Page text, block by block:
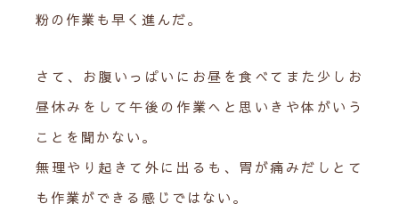
粉の作業も早く進んだ。
さて、お腹いっぱいにお昼を食べてまた少しお
昼休みをして午後の作業へと思いきや体がいう
ことを聞かない。
無理やり起きて外に出るも、胃が痛みだしとて
も作業ができる感じではない。